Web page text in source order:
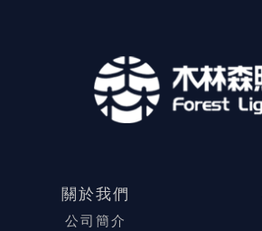
關於我們
公司簡介